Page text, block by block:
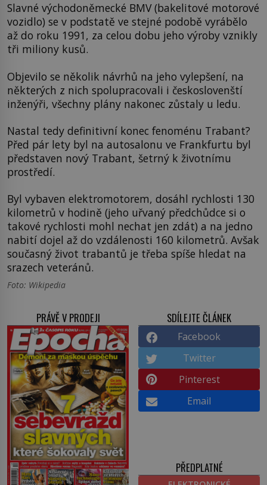
Slavné východoněmecké BMV (bakelitové motorové
vozidlo) se v podstatě ve stejné podobě vyrábělo
až do roku 1991, za celou dobu jeho výroby vznikly
tři miliony kusů.
Objevilo se několik návrhů na jeho vylepšení, na
některých z nich spolupracovali i českoslovenští
inženýři, všechny plány nakonec zůstaly u ledu.
Nastal tedy definitivní konec fenoménu Trabant?
Před pár lety byl na autosalonu ve Frankfurtu byl
představen nový Trabant, šetrný k životnímu
prostředí.
Byl vybaven elektromotorem, dosáhl rychlosti 130
kilometrů v hodině (jeho uřvaný předchůdce si o
takové rychlosti mohl nechat jen zdát) a na jedno
nabití dojel až do vzdálenosti 160 kilometrů. Avšak
současný život trabantů je třeba spíše hledat na
srazech veteránů.
Foto: Wikipedia
PRÁVĚ V PRODEJI SDÍLEJTE ČLÁNEK
Facebook
Twitter
Pinterest
Email
PŘEDPLATNÉ